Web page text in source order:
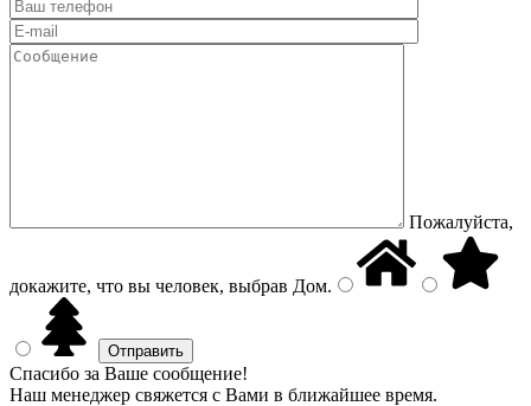
Пожалуйста,
докажите, что вы человек, выбрав Дом.
Спасибо за Ваше сообщение!
Наш менеджер свяжется с Вами в ближайшее время.